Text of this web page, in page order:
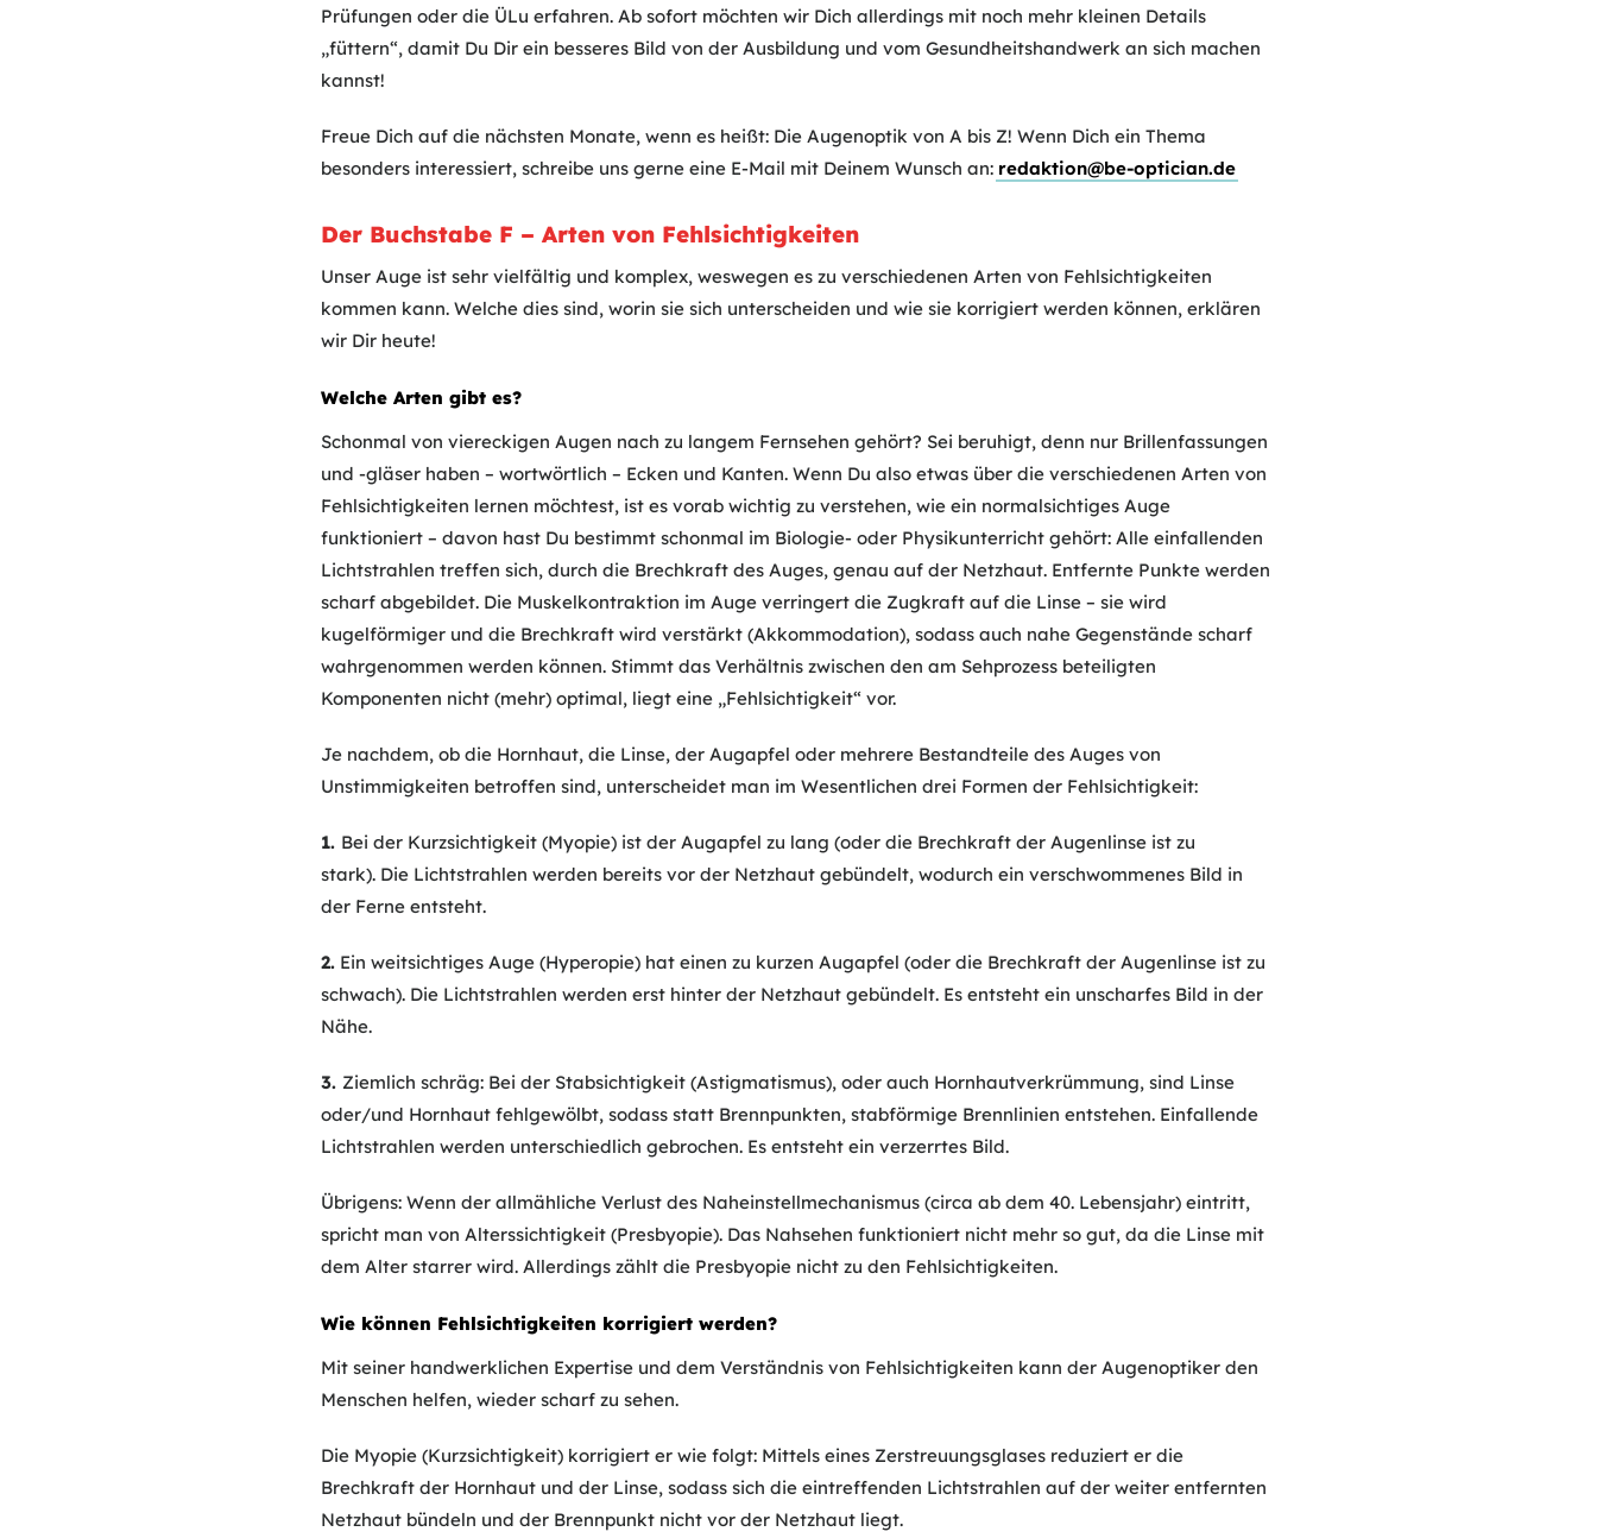
Prüfungen oder die ÜLu erfahren. Ab sofort möchten wir Dich allerdings mit noch mehr kleinen Details
„füttern“, damit Du Dir ein besseres Bild von der Ausbildung und vom Gesundheitshandwerk an sich machen
kannst!
Freue Dich auf die nächsten Monate, wenn es heißt: Die Augenoptik von A bis Z! Wenn Dich ein Thema
besonders interessiert, schreibe uns gerne eine E-Mail mit Deinem Wunsch an: redaktion@be-optician.de
Der Buchstabe F – Arten von Fehlsichtigkeiten
Unser Auge ist sehr vielfältig und komplex, weswegen es zu verschiedenen Arten von Fehlsichtigkeiten
kommen kann. Welche dies sind, worin sie sich unterscheiden und wie sie korrigiert werden können, erklären
wir Dir heute!
Welche Arten gibt es?
Schonmal von viereckigen Augen nach zu langem Fernsehen gehört? Sei beruhigt, denn nur Brillenfassungen
und -gläser haben – wortwörtlich – Ecken und Kanten. Wenn Du also etwas über die verschiedenen Arten von
Fehlsichtigkeiten lernen möchtest, ist es vorab wichtig zu verstehen, wie ein normalsichtiges Auge
funktioniert – davon hast Du bestimmt schonmal im Biologie- oder Physikunterricht gehört: Alle einfallenden
Lichtstrahlen treffen sich, durch die Brechkraft des Auges, genau auf der Netzhaut. Entfernte Punkte werden
scharf abgebildet. Die Muskelkontraktion im Auge verringert die Zugkraft auf die Linse – sie wird
kugelförmiger und die Brechkraft wird verstärkt (Akkommodation), sodass auch nahe Gegenstände scharf
wahrgenommen werden können. Stimmt das Verhältnis zwischen den am Sehprozess beteiligten
Komponenten nicht (mehr) optimal, liegt eine „Fehlsichtigkeit“ vor.
Je nachdem, ob die Hornhaut, die Linse, der Augapfel oder mehrere Bestandteile des Auges von
Unstimmigkeiten betroffen sind, unterscheidet man im Wesentlichen drei Formen der Fehlsichtigkeit:
1. Bei der Kurzsichtigkeit (Myopie) ist der Augapfel zu lang (oder die Brechkraft der Augenlinse ist zu
stark). Die Lichtstrahlen werden bereits vor der Netzhaut gebündelt, wodurch ein verschwommenes Bild in
der Ferne entsteht.
2. Ein weitsichtiges Auge (Hyperopie) hat einen zu kurzen Augapfel (oder die Brechkraft der Augenlinse ist zu
schwach). Die Lichtstrahlen werden erst hinter der Netzhaut gebündelt. Es entsteht ein unscharfes Bild in der
Nähe.
3. Ziemlich schräg: Bei der Stabsichtigkeit (Astigmatismus), oder auch Hornhautverkrümmung, sind Linse
oder/und Hornhaut fehlgewölbt, sodass statt Brennpunkten, stabförmige Brennlinien entstehen. Einfallende
Lichtstrahlen werden unterschiedlich gebrochen. Es entsteht ein verzerrtes Bild.
Übrigens: Wenn der allmähliche Verlust des Naheinstellmechanismus (circa ab dem 40. Lebensjahr) eintritt,
spricht man von Alterssichtigkeit (Presbyopie). Das Nahsehen funktioniert nicht mehr so gut, da die Linse mit
dem Alter starrer wird. Allerdings zählt die Presbyopie nicht zu den Fehlsichtigkeiten.
Wie können Fehlsichtigkeiten korrigiert werden?
Mit seiner handwerklichen Expertise und dem Verständnis von Fehlsichtigkeiten kann der Augenoptiker den
Menschen helfen, wieder scharf zu sehen.
Die Myopie (Kurzsichtigkeit) korrigiert er wie folgt: Mittels eines Zerstreuungsglases reduziert er die
Brechkraft der Hornhaut und der Linse, sodass sich die eintreffenden Lichtstrahlen auf der weiter entfernten
Netzhaut bündeln und der Brennpunkt nicht vor der Netzhaut liegt.